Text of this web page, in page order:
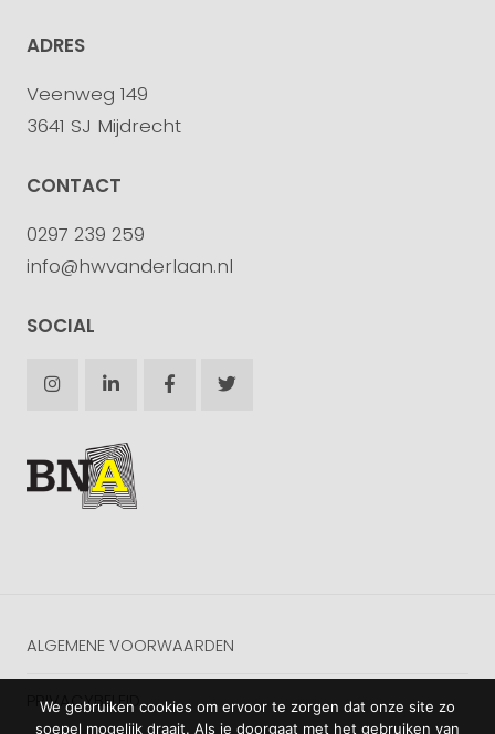
ADRES
Veenweg 149
3641 SJ Mijdrecht
CONTACT
0297 239 259
info@hwvanderlaan.nl
SOCIAL
ALGEMENE VOORWAARDEN
PRIVACYBELEID
We gebruiken cookies om ervoor te zorgen dat onze site zo
soepel mogelijk draait. Als je doorgaat met het gebruiken van